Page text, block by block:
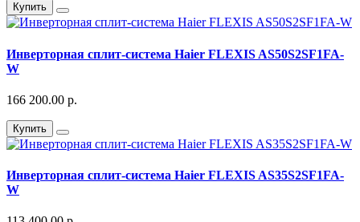
Купить
Инверторная сплит-система Haier FLEXIS AS50S2SF1FA-
W
166 200.00 р.
Купить
Инверторная сплит-система Haier FLEXIS AS35S2SF1FA-
W